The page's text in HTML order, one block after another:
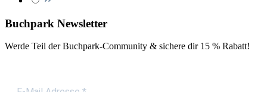
Buchpark Newsletter
Werde Teil der Buchpark-Community & sichere dir 15 % Rabatt!